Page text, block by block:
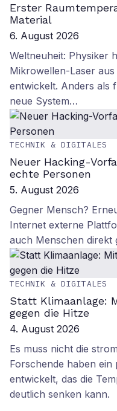
Erster
Material
6. August 2026
Weltneuheit: Physiker
Mikrowellen-Laser
entwickelt. Anders als
neue System…
TECHNIK & DIGITALES
Neuer Hacking-
echte Personen
5. August 2026
Gegner Mensch?
Internet externe
auch Menschen direkt
TECHNIK & DIGITALES
Statt Klimaanlage:
gegen die Hitze
4. August 2026
Es muss nicht die
Forschende haben ein
entwickelt, das die
deutlich senken kann.